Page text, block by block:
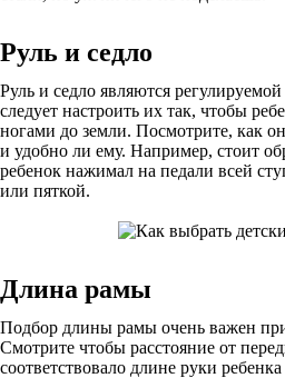
Руль и седло
Руль и седло являются
следует настроить их так, чтобы
ногами до земли. Посмотрите, как
и удобно ли ему. Например, стоит
ребенок нажимал на педали всей
или пяткой.
Длина рамы
Подбор длины рамы очень важен
Смотрите чтобы расстояние от
соответствовало длине руки